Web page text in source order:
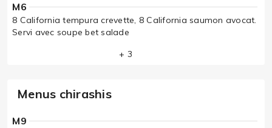
M6
8 California tempura crevette, 8 California saumon avocat.
Servi avec soupe bet salade
+ 3
Menus chirashis
M9